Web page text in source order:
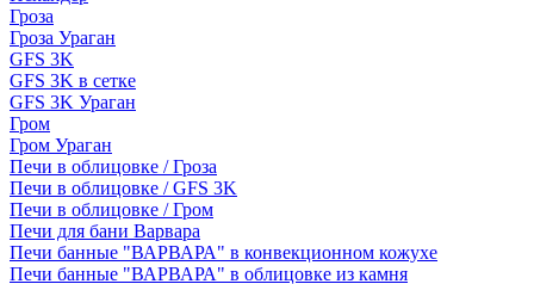
Гроза
Гроза Ураган
GFS 3K
GFS 3K в сетке
GFS 3K Ураган
Гром
Гром Ураган
Печи в облицовке / Гроза
Печи в облицовке / GFS 3K
Печи в облицовке / Гром
Печи для бани Варвара
Печи банные "ВАРВАРА" в конвекционном кожухе
Печи банные "ВАРВАРА" в облицовке из камня